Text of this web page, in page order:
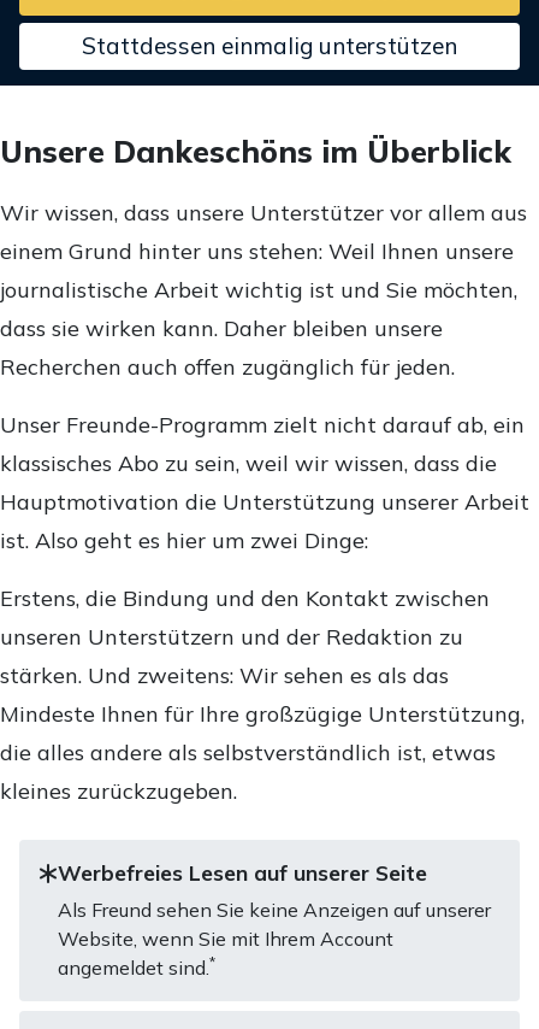
Stattdessen einmalig unterstützen
Unsere Dankeschöns im Überblick
Wir wissen, dass unsere Unterstützer vor allem aus
einem Grund hinter uns stehen: Weil Ihnen unsere
journalistische Arbeit wichtig ist und Sie möchten,
dass sie wirken kann. Daher bleiben unsere
Recherchen auch offen zugänglich für jeden.
Unser Freunde-Programm zielt nicht darauf ab, ein
klassisches Abo zu sein, weil wir wissen, dass die
Hauptmotivation die Unterstützung unserer Arbeit
ist. Also geht es hier um zwei Dinge:
Erstens, die Bindung und den Kontakt zwischen
unseren Unterstützern und der Redaktion zu
stärken. Und zweitens: Wir sehen es als das
Mindeste Ihnen für Ihre großzügige Unterstützung,
die alles andere als selbstverständlich ist, etwas
kleines zurückzugeben.
Werbefreies Lesen auf unserer Seite
Als Freund sehen Sie keine Anzeigen auf unserer
Website, wenn Sie mit Ihrem Account
angemeldet sind.*